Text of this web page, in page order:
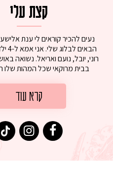
קצת עלי
נעים להכיר קוראים לי ענת אלישע
רוני, יובל, נועם ואריאל. נשואה
בבית מרוקאי שכל המהות שלו
קרא עוד